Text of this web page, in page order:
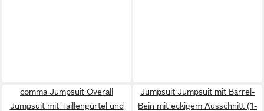
comma Jumpsuit Overall
Jumpsuit mit Taillengürtel und
Jumpsuit Jumpsuit mit Barrel-
Bein mit eckigem Ausschnitt (1-